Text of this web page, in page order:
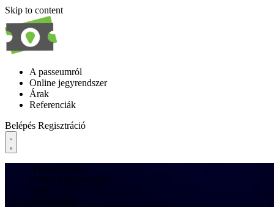
Skip to content
A passeumról
Online jegyrendszer
Árak
Referenciák
Belépés Regisztráció
A passeumról
Online jegyrendszer
Árak
Referenciák